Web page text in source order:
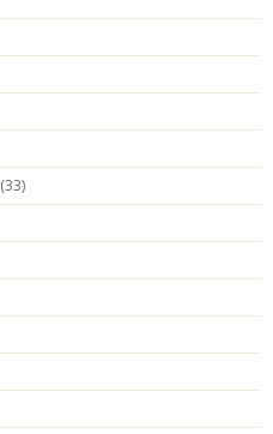
(33)